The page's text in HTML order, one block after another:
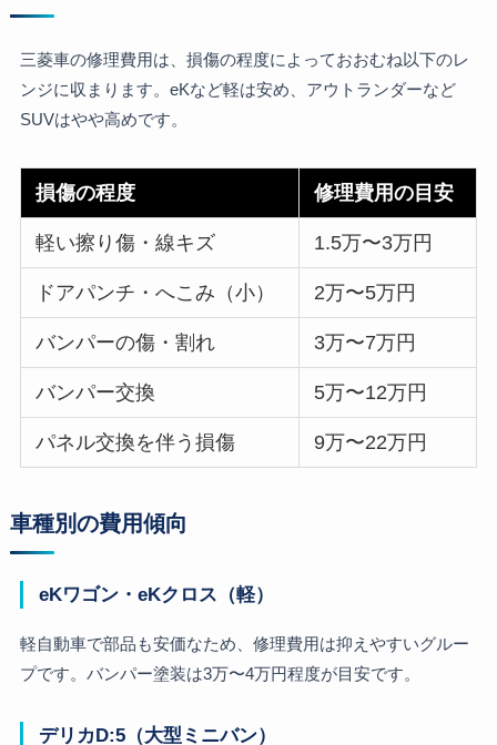
三菱車の修理費用は、損傷の程度によっておおむね以下のレ
ンジに収まります。eKなど軽は安め、アウトランダーなど
SUVはやや高めです。
損傷の程度 修理費用の目安
軽い擦り傷・線キズ 1.5万〜3万円
ドアパンチ・へこみ（小） 2万〜5万円
バンパーの傷・割れ 3万〜7万円
バンパー交換 5万〜12万円
パネル交換を伴う損傷 9万〜22万円
車種別の費用傾向
eKワゴン・eKクロス（軽）
軽自動車で部品も安価なため、修理費用は抑えやすいグルー
プです。バンパー塗装は3万〜4万円程度が目安です。
デリカD:5（大型ミニバン）